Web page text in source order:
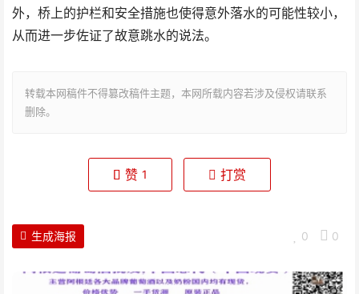
外，桥上的护栏和安全措施也使得意外落水的可能性较小，
从而进一步佐证了故意跳水的说法。
转载本网稿件不得篡改稿件主题，本网所载内容若涉及侵权请联系
删除。
赞 1 打赏
0 0
生成海报